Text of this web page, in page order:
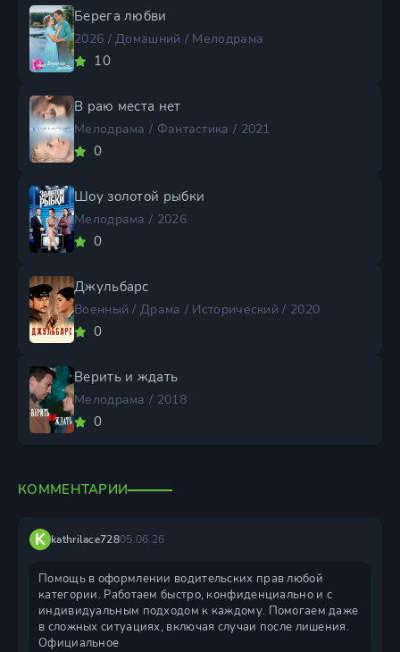
Берега любви
2026 / Домашний / Мелодрама
10
В раю места нет
Мелодрама / Фантастика / 2021
0
Шоу золотой рыбки
Мелодрама / 2026
0
Джульбарс
Военный / Драма / Исторический / 2020
0
Верить и ждать
Мелодрама / 2018
0
КОММЕНТАРИИ
K kathrilace72805.06.26
Помощь в оформлении водительских прав любой
категории. Работаем быстро, конфиденциально и с
индивидуальным подходом к каждому. Помогаем даже
в сложных ситуациях, включая случаи после лишения.
Официальное